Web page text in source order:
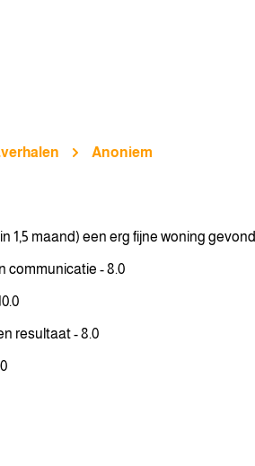
Anoniem
1,5 maand) een erg fijne woning
communicatie - 8.0
resultaat - 8.0